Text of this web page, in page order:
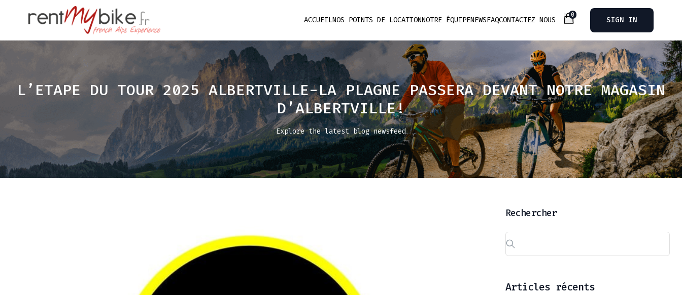
ACCUEILNOS POINTS DE LOCATIONNOTRE ÉQUIPENEWSFAQCONTACTEZ NOUS
0
SIGN IN
L’ETAPE DU TOUR 2025 ALBERTVILLE-LA PLAGNE PASSERA DEVANT NOTRE MAGASIN
D’ALBERTVILLE!
Explore the latest blog newsfeed
Rechercher
Articles récents